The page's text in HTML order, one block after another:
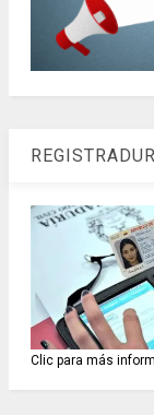
Clic para más